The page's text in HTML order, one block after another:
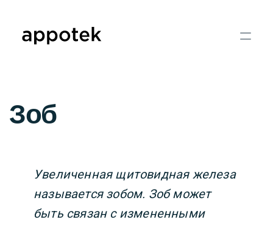
Зоб
Увеличенная щитовидная железа
называется зобом. Зоб может
быть связан с измененными